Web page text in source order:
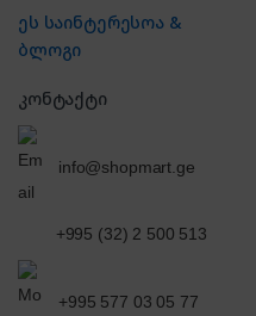
ეს საინტერესოა &
ბლოგი
კონტაქტი
info@shopmart.ge
+995 (32) 2 500 513
+995 577 03 05 77